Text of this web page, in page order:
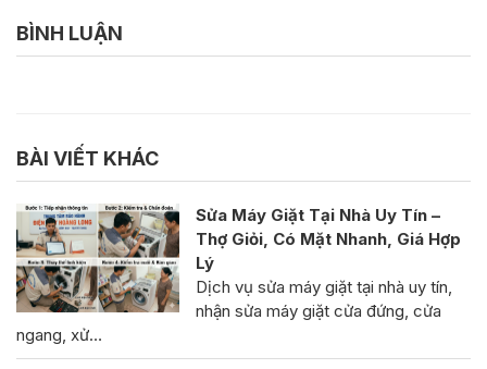
BÌNH LUẬN
BÀI VIẾT KHÁC
Sửa Máy Giặt Tại Nhà Uy Tín –
Thợ Giỏi, Có Mặt Nhanh, Giá Hợp
Lý
Dịch vụ sửa máy giặt tại nhà uy tín,
nhận sửa máy giặt cửa đứng, cửa
ngang, xử…